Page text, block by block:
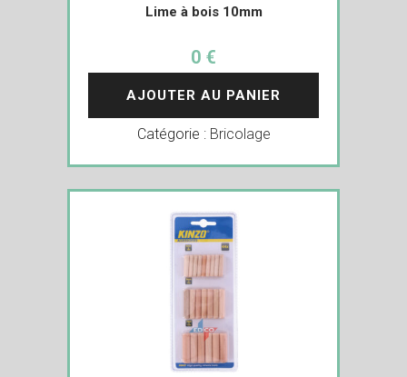
Lime à bois 10mm
0 €
AJOUTER AU PANIER
Catégorie : Bricolage